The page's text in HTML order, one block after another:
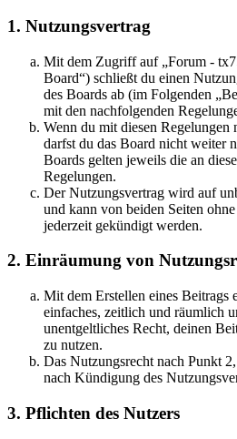
1. Nutzungsvertrag
Mit dem Zugriff auf „Forum -
Board“) schließt du einen
des Boards ab (im Folgenden
mit den nachfolgenden
Wenn du mit diesen Regelungen
darfst du das Board nicht weiter
Boards gelten jeweils die an
Regelungen.
Der Nutzungsvertrag wird auf
und kann von beiden Seiten
jederzeit gekündigt werden.
2. Einräumung von
Mit dem Erstellen eines Beitrags
einfaches, zeitlich und räumlich
unentgeltliches Recht, deinen
zu nutzen.
Das Nutzungsrecht nach Punkt
nach Kündigung des
3. Pflichten des Nutzers